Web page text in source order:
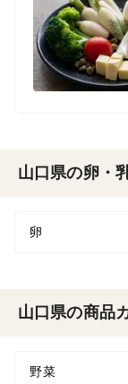
山口県の卵・
卵
山口県の商品
野菜